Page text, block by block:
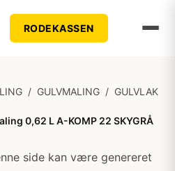
RODEKASSEN
/ GULVMALING / GULVLAK
0,62 L A-KOMP 22 SKYGRÅ
side kan være genereret